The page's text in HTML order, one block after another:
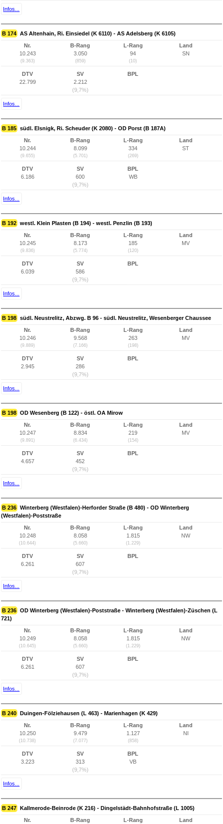
Infos...
B 174 AS Altenhain, Ri. Einsiedel (K 6110) - AS Adelsberg (K 6105)
Nr.
10.243
(9.363)
B-Rang
3.050
(859)
L-Rang
94
(10)
Land
SN
DTV
22.799
SV
2.212
(9,7%)
BPL
Infos...
B 185 südl. Elsnigk, Ri. Scheuder (K 2080) - OD Porst (B 187A)
Nr.
10.244
(9.655)
B-Rang
8.099
(5.701)
L-Rang
334
(269)
Land
ST
DTV
6.186
SV
600
(9,7%)
BPL
WB
Infos...
B 192 westl. Klein Plasten (B 194) - westl. Penzlin (B 193)
Nr.
10.245
(9.836)
B-Rang
8.173
(5.774)
L-Rang
185
(120)
Land
MV
DTV
6.039
SV
586
(9,7%)
BPL
Infos...
B 198 südl. Neustrelitz, Abzwg. B 96 - südl. Neustrelitz, Wesenberger Chaussee
Nr.
10.246
(9.889)
B-Rang
9.568
(7.166)
L-Rang
263
(198)
Land
MV
DTV
2.945
SV
286
(9,7%)
BPL
Infos...
B 198 OD Wesenberg (B 122) - östl. OA Mirow
Nr.
10.247
(9.891)
B-Rang
8.834
(6.434)
L-Rang
219
(154)
Land
MV
DTV
4.657
SV
452
(9,7%)
BPL
Infos...
B 236 Winterberg (Westfalen)-Herforder Straße (B 480) - OD Winterberg
(Westfalen)-Poststraße
Nr.
10.248
(10.644)
B-Rang
8.058
(5.660)
L-Rang
1.815
(1.229)
Land
NW
DTV
6.261
SV
607
(9,7%)
BPL
Infos...
B 236 OD Winterberg (Westfalen)-Poststraße - Winterberg (Westfalen)-Züschen (L
721)
Nr.
10.249
(10.645)
B-Rang
8.058
(5.660)
L-Rang
1.815
(1.229)
Land
NW
DTV
6.261
SV
607
(9,7%)
BPL
Infos...
B 240 Duingen-Fölziehausen (L 463) - Marienhagen (K 429)
Nr.
10.250
(10.738)
B-Rang
9.479
(7.077)
L-Rang
1.127
(858)
Land
NI
DTV
3.223
SV
313
(9,7%)
BPL
VB
Infos...
B 247 Kallmerode-Beinrode (K 216) - Dingelstädt-Bahnhofstraße (L 1005)
Nr. B-Rang L-Rang Land